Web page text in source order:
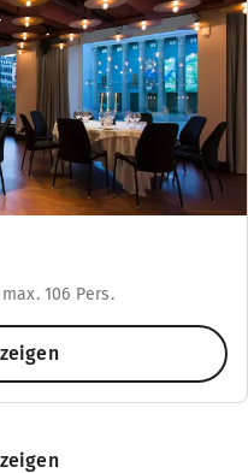
max. 106 Pers.